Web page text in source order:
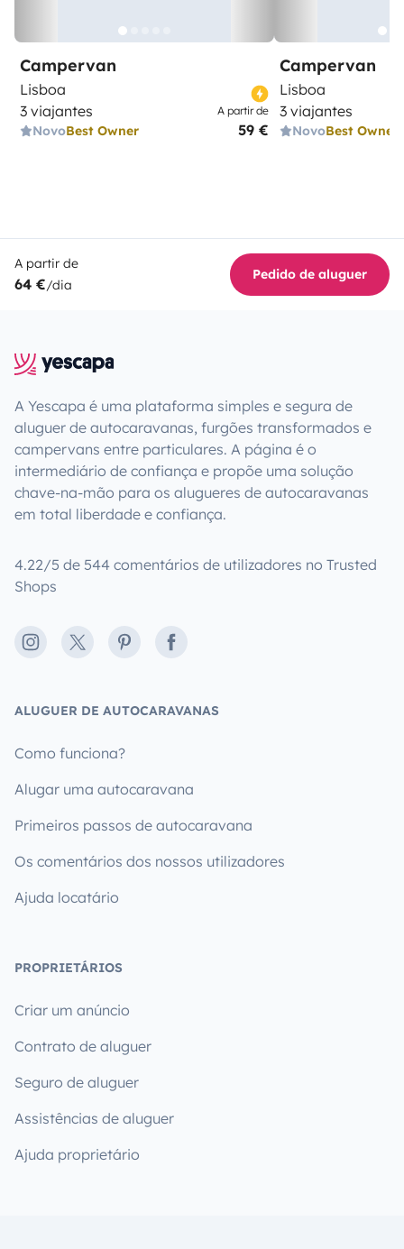
Campervan
Lisboa
3 viajantes
NovoBest Owner
A partir de
59 €
Campervan
Lisboa
3 viajantes
NovoBest Owner
A partir de
64 €/dia
Pedido de aluguer
A Yescapa é uma plataforma simples e segura de
aluguer de autocaravanas, furgões transformados e
campervans entre particulares. A página é o
intermediário de confiança e propõe uma solução
chave-na-mão para os alugueres de autocaravanas
em total liberdade e confiança.
4.22/5 de 544 comentários de utilizadores no Trusted
Shops
Instagram
X PinterestFacebook
ALUGUER DE AUTOCARAVANAS
Como funciona?
Alugar uma autocaravana
Primeiros passos de autocaravana
Os comentários dos nossos utilizadores
Ajuda locatário
PROPRIETÁRIOS
Criar um anúncio
Contrato de aluguer
Seguro de aluguer
Assistências de aluguer
Ajuda proprietário